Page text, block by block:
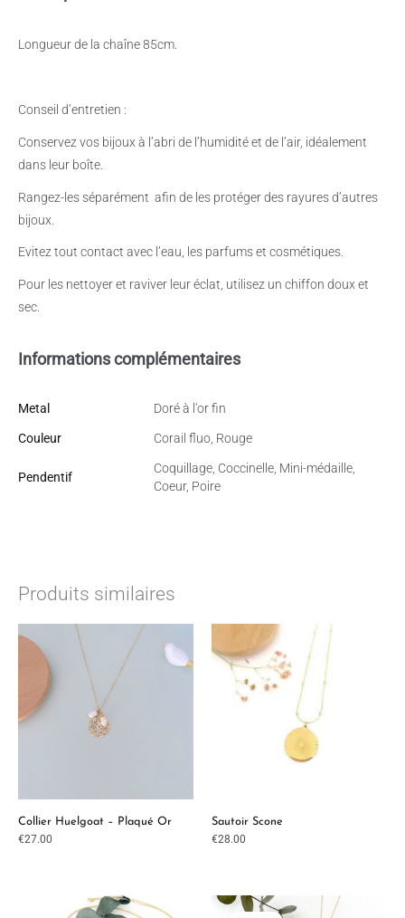
Longueur de la chaîne 85cm.
Conseil d’entretien :
Conservez vos bijoux à l’abri de l’humidité et de l’air, idéalement
dans leur boîte.
Rangez-les séparément afin de les protéger des rayures d’autres
bijoux.
Evitez tout contact avec l’eau, les parfums et cosmétiques.
Pour les nettoyer et raviver leur éclat, utilisez un chiffon doux et
sec.
Informations complémentaires
Metal Doré à l'or fin
Couleur Corail fluo, Rouge
Pendentif
Coquillage, Coccinelle, Mini-médaille,
Coeur, Poire
Produits similaires
Collier Huelgoat – Plaqué Or
€27.00
Sautoir Scone
€28.00
Le
prix prix